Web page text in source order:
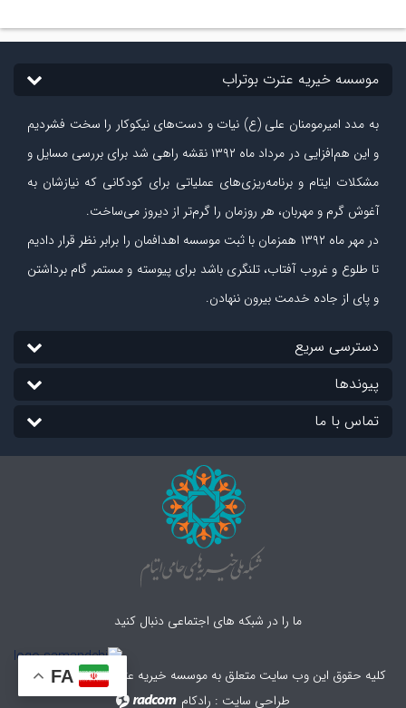
موسسه خیریه عترت بوتراب
به مدد امیرمومنان علی (ع) نیات و دست‏‌های نیکوکار را سخت فشردیم
و این هم‌افزایی در مرداد ماه ۱۳۹۲ نقشه راهی شد برای بررسی مسایل و
مشکلات ایتام و برنامه‌ریزی‏‌های عملیاتی برای کودکانی که نیازشان به
آغوش گرم و مهربان، هر روزمان را گرم‌تر از دیروز می‏‌ساخت.
در مهر ماه ۱۳۹۲ همزمان با ثبت موسسه اهدافمان را برابر نظر قرار دادیم
تا طلوع و غروب آفتاب، تلنگری باشد برای پیوسته و مستمر گام برداشتن
و پای از جاده‏ خدمت بیرون ننهادن.
دسترسی سریع
پیوندها
تماس با ما
ما را در شبکه های اجتماعی دنبال کنید
کلیه حقوق این وب سایت متعلق به موسسه خیریه عترت بوتراب می باشد.
طراحی سایت : رادکام radcom
FA